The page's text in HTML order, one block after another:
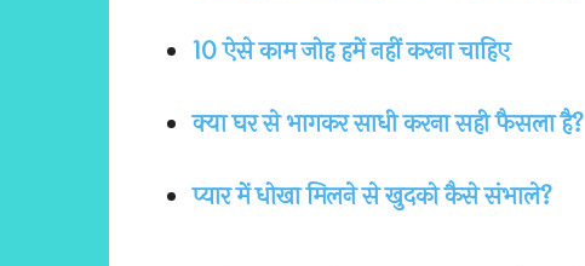
10 ऐसे काम जोह हमें नहीं करना चाहिए
क्या घर से भागकर साधी करना सही फैसला है?
प्यार में धोखा मिलने से खुदको कैसे संभाले?